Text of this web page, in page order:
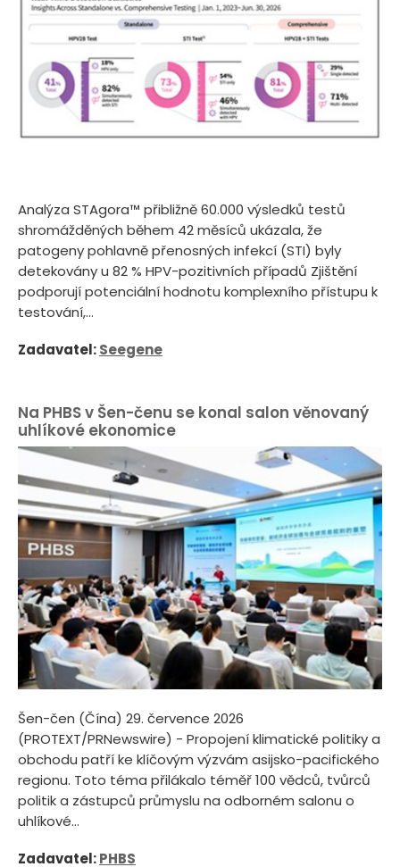
Analýza STAgora™ přibližně 60.000 výsledků testů
shromážděných během 42 měsíců ukázala, že
patogeny pohlavně přenosných infekcí (STI) byly
detekovány u 82 % HPV-pozitivních případů Zjištění
podporují potenciální hodnotu komplexního přístupu k
testování,...
Zadavatel:Seegene
Na PHBS v Šen-čenu se konal salon věnovaný
uhlíkové ekonomice
Šen-čen (Čína) 29. července 2026
(PROTEXT/PRNewswire) - Propojení klimatické politiky a
obchodu patří ke klíčovým výzvám asijsko-pacifického
regionu. Toto téma přilákalo téměř 100 vědců, tvůrců
politik a zástupců průmyslu na odborném salonu o
uhlíkové...
Zadavatel:PHBS